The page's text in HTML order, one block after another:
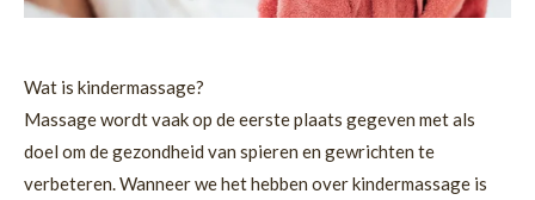
Wat is kindermassage?
Massage wordt vaak op de eerste plaats gegeven met als
doel om de gezondheid van spieren en gewrichten te
verbeteren. Wanneer we het hebben over kindermassage is